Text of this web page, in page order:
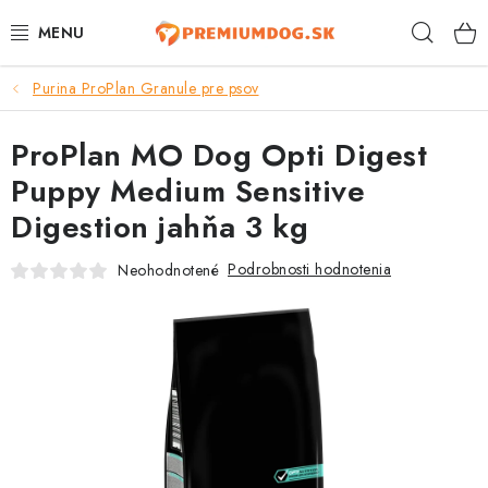
na
TOP 100 PRODUKTOV
NOVINKY
AKCIE
ÚTULKY
Purina ProPlan Granule pre psov
ProPlan MO Dog Opti Digest
Puppy Medium Sensitive
Digestion jahňa 3 kg
Neohodnotené Podrobnosti hodnotenia